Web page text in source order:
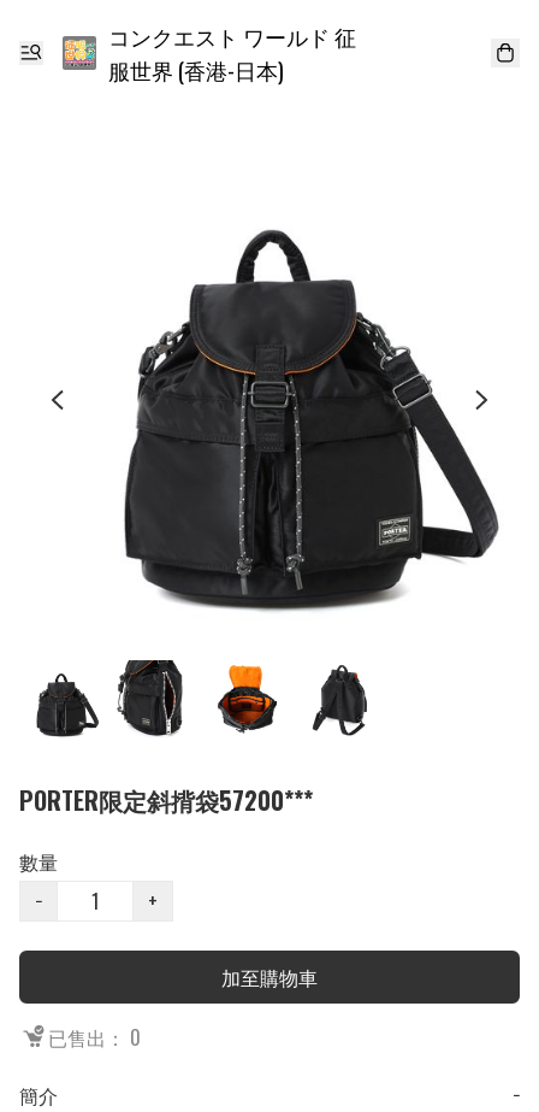
コンクエスト ワールド 征
服世界 (香港-日本)
PORTER限定斜揹袋57200***
數量
−
+
加至購物車
已售出： 0
簡介
−